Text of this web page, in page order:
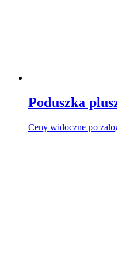
Poduszka
Ceny widoczne po